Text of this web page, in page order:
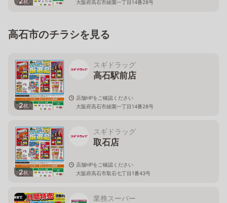
大阪府高石市綾園一丁目14番28号
高石市のチラシを見る
2枚
スギドラッグ
高石駅前店
店舗HPをご確認ください
大阪府高石市綾園一丁目14番28号
2枚
スギドラッグ
取石店
店舗HPをご確認ください
大阪府高石市取石七丁目1番43号
業務スーパー